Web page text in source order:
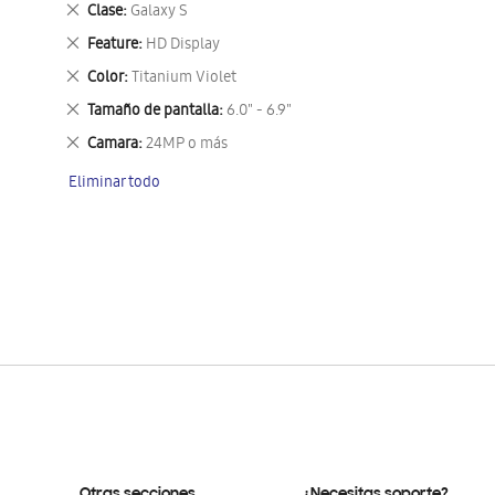
Clase Galaxy S
Eliminar
este
artículo
Feature HD Display
Eliminar
este
artículo
Color Titanium Violet
Eliminar
este
artículo
Tamaño de pantalla 6.0" - 6.9"
Eliminar
este
artículo
Camara 24MP o más
Eliminar
artículo
Eliminar todo